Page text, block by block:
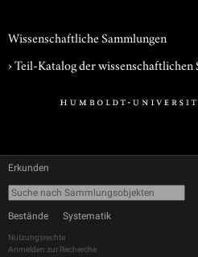
Wissenschaftliche Sammlungen
› Teil-Katalog der wissenschaftlichen
Erkunden
Bestände Systematik
Nutzungsrechte
Anmelden zur Recherche